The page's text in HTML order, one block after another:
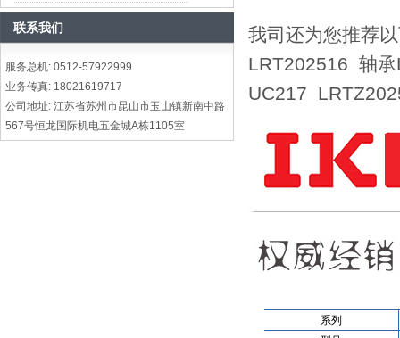
联系我们
服务总机: 0512-57922999
业务传真: 18021619717
公司地址: 江苏省苏州市昆山市玉山镇新南中路
567号恒龙国际机电五金城A栋1105室
我司还为您推荐
LRT202516 轴
UC217
系列